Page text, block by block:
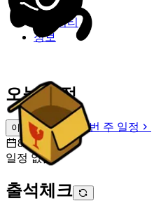
피드
커뮤니티
정보
오늘 일정
이번 주 일정
이번 주 일정
8월 6일 [목]
일정 없음
출석체크